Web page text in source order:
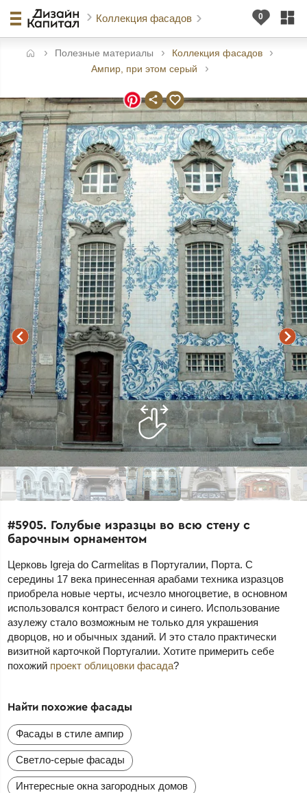
Коллекция фасадов
Полезные материалы
Коллекция фасадов
Ампир, при этом серый
#5905. Голубые изразцы во всю стену с
барочным орнаментом
Церковь Igreja do Carmelitas в Португалии, Порта. С
середины 17 века принесенная арабами техника изразцов
приобрела новые черты, исчезло многоцветие, в основном
использовался контраст белого и синего. Использование
азулежу стало возможным не только для украшения
дворцов, но и обычных зданий. И это стало практически
визитной карточкой Португалии. Хотите примерить себе
похожий проект облицовки фасада?
Найти похожие фасады
Фасады в стиле ампир
Светло-серые фасады
Интересные окна загородных домов